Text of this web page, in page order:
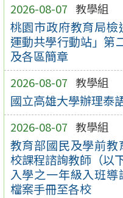
2026-08-07 教學組
桃園市政府教育局
運動共學行動站」第
及各區簡章
2026-08-07 教學組
國立高雄大學辦理泰
2026-08-07 教學組
教育部國民及學前
校課程諮詢教師（以
入學之一年級入班
檔案手冊至各校